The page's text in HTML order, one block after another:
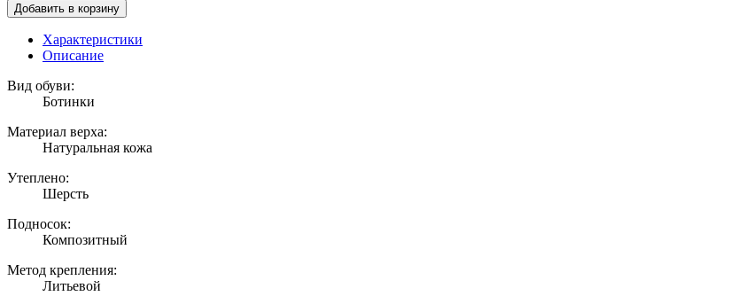
Добавить в корзину
Характеристики
Описание
Вид обуви:
Ботинки
Материал верха:
Натуральная кожа
Утеплено:
Шерсть
Подносок:
Композитный
Метод крепления:
Литьевой